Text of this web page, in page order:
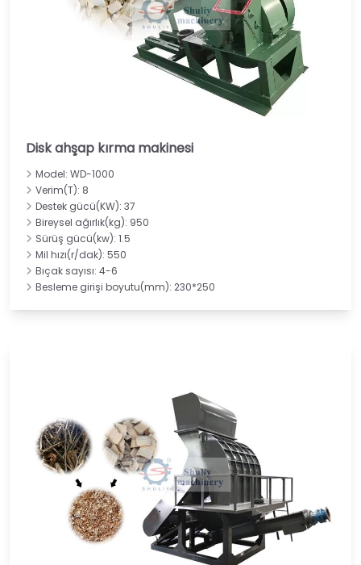
Disk ahşap kırma makinesi
Model: WD-1000
Verim(T): 8
Destek gücü(KW): 37
Bireysel ağırlık(kg): 950
Sürüş gücü(kw): 1.5
Mil hızı(r/dak): 550
Bıçak sayısı: 4-6
Besleme girişi boyutu(mm): 230*250